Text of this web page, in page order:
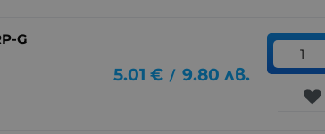
G
5.01 € / 9.80 лв.